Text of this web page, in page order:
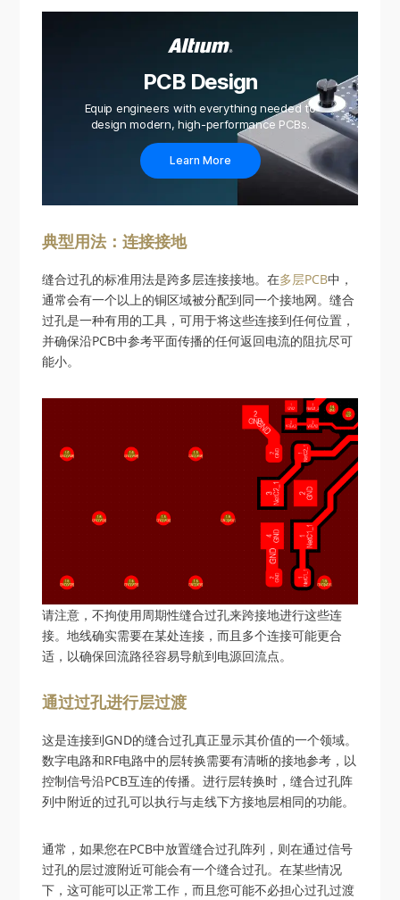
PCB Design
Equip engineers with everything needed to
design modern, high-performance PCBs.
Learn More
典型用法：连接接地
缝合过孔的标准用法是跨多层连接接地。在多层PCB中，
通常会有一个以上的铜区域被分配到同一个接地网。缝合
过孔是一种有用的工具，可用于将这些连接到任何位置，
并确保沿PCB中参考平面传播的任何返回电流的阻抗尽可
能小。
请注意，不拘使用周期性缝合过孔来跨接地进行这些连
接。地线确实需要在某处连接，而且多个连接可能更合
适，以确保回流路径容易导航到电源回流点。
通过过孔进行层过渡
这是连接到GND的缝合过孔真正显示其价值的一个领域。
数字电路和RF电路中的层转换需要有清晰的接地参考，以
控制信号沿PCB互连的传播。进行层转换时，缝合过孔阵
列中附近的过孔可以执行与走线下方接地层相同的功能。
通常，如果您在PCB中放置缝合过孔阵列，则在通过信号
过孔的层过渡附近可能会有一个缝合过孔。在某些情况
下，这可能可以正常工作，而且您可能不必担心过孔过渡